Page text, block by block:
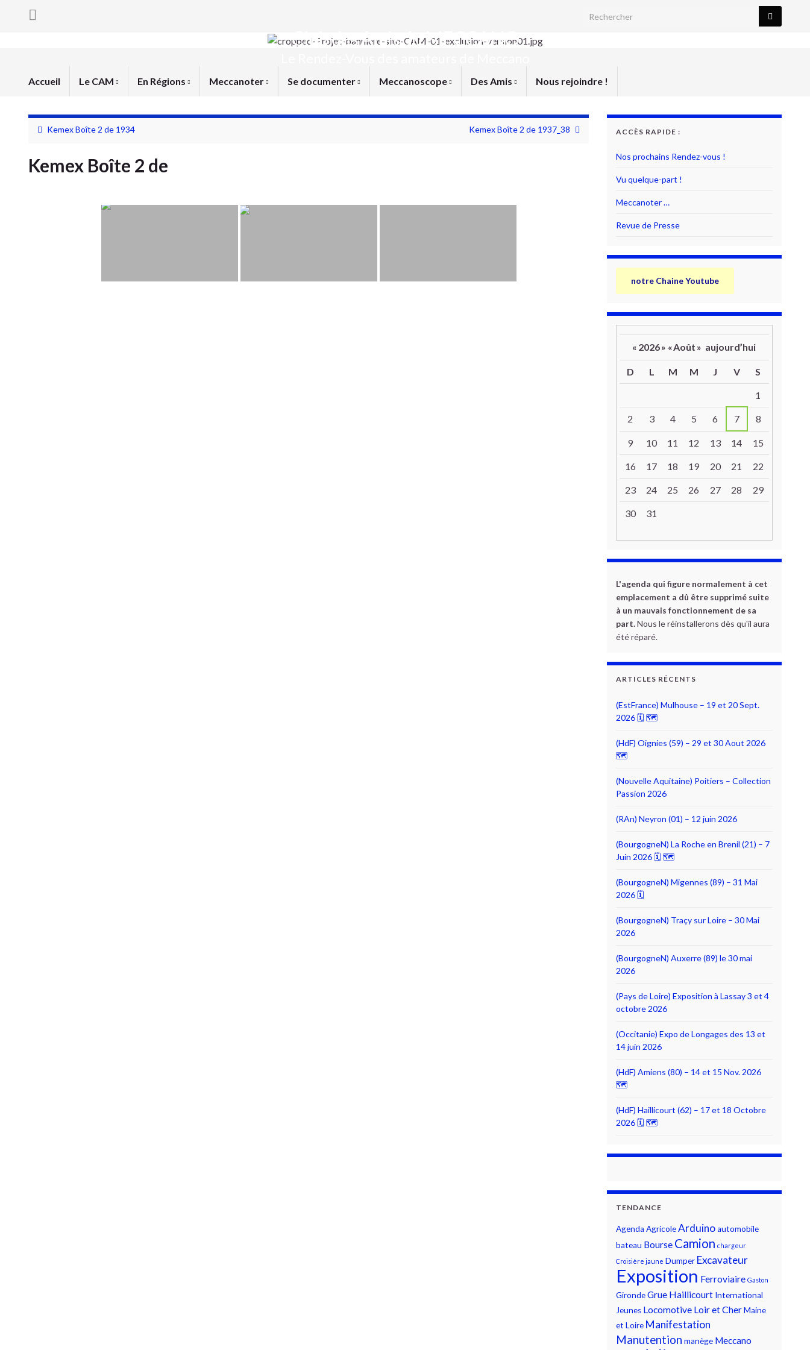
Search for:
Club des Amis du MECCANO
Accueil Le CAM En Régions Meccanoter Se documenter Meccanoscope Des Amis Nous rejoindre !
Kemex Boîte 2 de 1934 Kemex Boîte 2 de 1937_38
Kemex Boîte 2 de
ACCÈS RAPIDE :
Nos prochains Rendez-vous !
Vu quelque-part !
Meccanoter …
Revue de Presse
notre Chaine Youtube
« 2026» «Août » aujourd’hui
D L M M J V S
1
2 3 4 5 6 7 8
9 10 11 12 13 14 15
16 17 18 19 20 21 22
23 24 25 26 27 28 29
30 31
L'agenda qui figure normalement à cet
emplacement a dû être supprimé suite
à un mauvais fonctionnement de sa
part.Nous le réinstallerons dès qu'il aura
été réparé.
ARTICLES RÉCENTS
(EstFrance) Mulhouse – 19 et 20 Sept.
2026 🗓 🗺
(HdF) Oignies (59) – 29 et 30 Aout 2026
🗺
(Nouvelle Aquitaine) Poitiers – Collection
Passion 2026
(RAn) Neyron (01) – 12 juin 2026
(BourgogneN) La Roche en Brenil (21) – 7
Juin 2026 🗓 🗺
(BourgogneN) Migennes (89) – 31 Mai
2026 🗓
(BourgogneN) Traçy sur Loire – 30 Mai
2026
(BourgogneN) Auxerre (89) le 30 mai
2026
(Pays de Loire) Exposition à Lassay 3 et 4
octobre 2026
(Occitanie) Expo de Longages des 13 et
14 juin 2026
(HdF) Amiens (80) – 14 et 15 Nov. 2026
🗺
(HdF) Haillicourt (62) – 17 et 18 Octobre
2026 🗓 🗺
TENDANCE
Agenda AgricoleArduinoautomobile
bateau Bourse Camion chargeur
Croisière jaune Dumper Excavateur
Exposition Ferroviaire Gaston
GirondeGrue Haillicourt International
Jeunes Locomotive Loir et CherMaine
et Loire Manifestation
Manutention manège Meccano